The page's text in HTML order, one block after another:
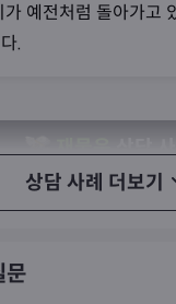
상담 사례 더보기
가 예전처럼 돌아가고
.
50대 중후반 남성분
되었으면 좋겠다고 말
문